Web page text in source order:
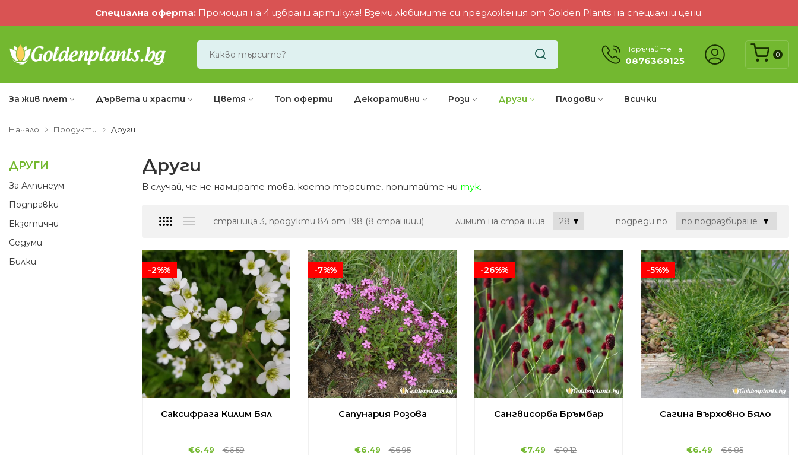
Специална оферта: Промоция на 4 избрани артикула! Вземи любимите си предложения от Golden Plants на специални цени.
Поръчайте на
0876369125
0
За жив плет Дървета и храсти Цветя Топ оферти Декоративни Рози Други Плодови Всички
Начало Продукти Други
ДРУГИ
За Алпинеум
Подправки
Екзотични
Седуми
Билки
Други
В случай, че не намирате това, което търсите, попитайте ни тук.
страница 3, продукти 84 от 198 (8 страници) лимит на страница подреди по
-2%%
Саксифрага Килим Бял
€6.49
€6.59
-7%%
Сапунария Розова
€6.49
€6.95
-26%%
Сангвисорба Бръмбар
€7.49
€10.12
-5%%
Сагина Върховно Бяло
€6.49
€6.85